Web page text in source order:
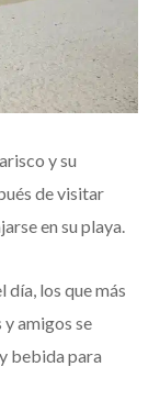
y su
de visitar
en su playa.
día, los que más
amigos se
bebida para